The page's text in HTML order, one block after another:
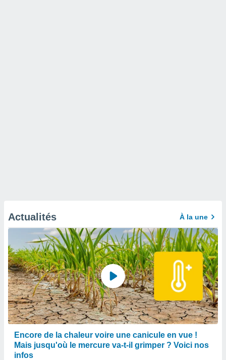
Actualités À la une
Encore de la chaleur voire une canicule en vue !
Mais jusqu'où le mercure va-t-il grimper ? Voici nos
infos